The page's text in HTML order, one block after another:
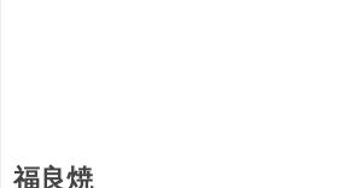
福良焼